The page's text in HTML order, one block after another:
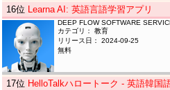
16位 Learna AI: 英語言語学習アプリ
DEEP FLOW SOFTWARE
カテゴリ： 教育
リリース日： 2024-09-25
無料
17位 HelloTalkハロートーク - 英語韓国